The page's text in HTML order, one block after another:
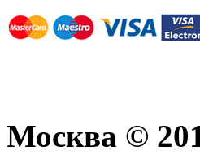
Москва ©